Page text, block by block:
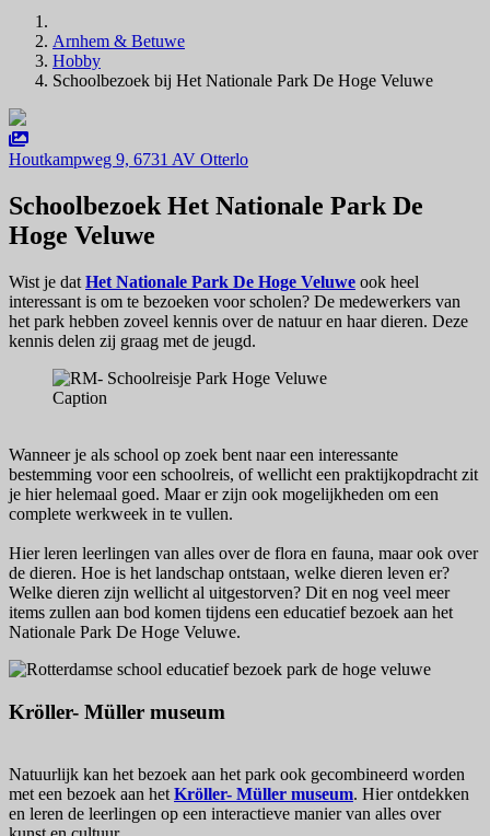
Arnhem & Betuwe
Hobby
Schoolbezoek bij Het Nationale Park De Hoge Veluwe
Houtkampweg 9, 6731 AV Otterlo
Schoolbezoek Het Nationale Park De
Hoge Veluwe
Wist je dat Het Nationale Park De Hoge Veluwe ook heel
interessant is om te bezoeken voor scholen? De medewerkers van
het park hebben zoveel kennis over de natuur en haar dieren. Deze
kennis delen zij graag met de jeugd.
Caption
Wanneer je als school op zoek bent naar een interessante
bestemming voor een schoolreis, of wellicht een praktijkopdracht zit
je hier helemaal goed. Maar er zijn ook mogelijkheden om een
complete werkweek in te vullen.
Hier leren leerlingen van alles over de flora en fauna, maar ook over
de dieren. Hoe is het landschap ontstaan, welke dieren leven er?
Welke dieren zijn wellicht al uitgestorven? Dit en nog veel meer
items zullen aan bod komen tijdens een educatief bezoek aan het
Nationale Park De Hoge Veluwe.
Kröller- Müller museum
Natuurlijk kan het bezoek aan het park ook gecombineerd worden
met een bezoek aan het Kröller- Müller museum. Hier ontdekken
en leren de leerlingen op een interactieve manier van alles over